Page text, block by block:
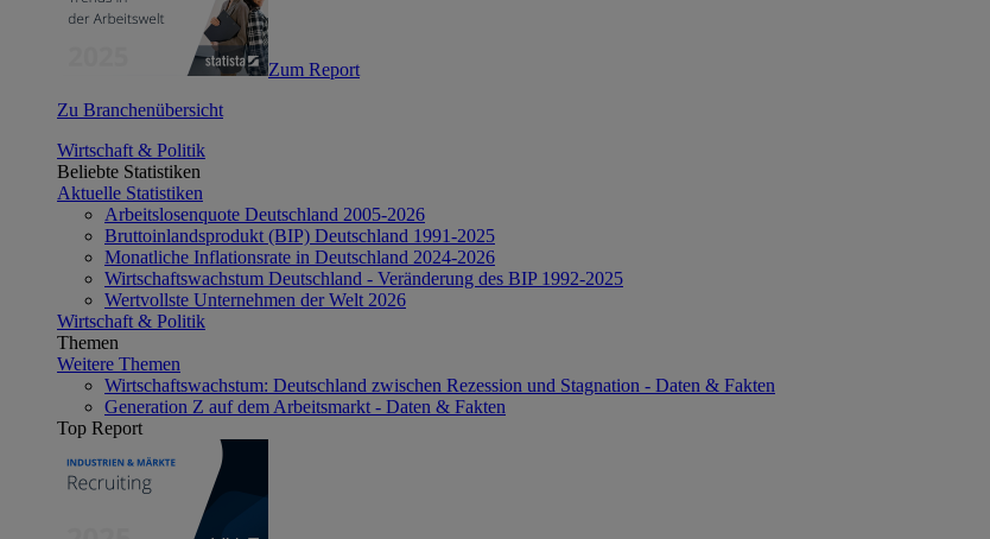
Zum Report
Zu Branchenübersicht
Wirtschaft & Politik
Beliebte Statistiken
Aktuelle Statistiken
Arbeitslosenquote Deutschland 2005-2026
Bruttoinlandsprodukt (BIP) Deutschland 1991-2025
Monatliche Inflationsrate in Deutschland 2024-2026
Wirtschaftswachstum Deutschland - Veränderung des BIP 1992-2025
Wertvollste Unternehmen der Welt 2026
Wirtschaft & Politik
Themen
Weitere Themen
Wirtschaftswachstum: Deutschland zwischen Rezession und Stagnation - Daten & Fakten
Generation Z auf dem Arbeitsmarkt - Daten & Fakten
Top Report